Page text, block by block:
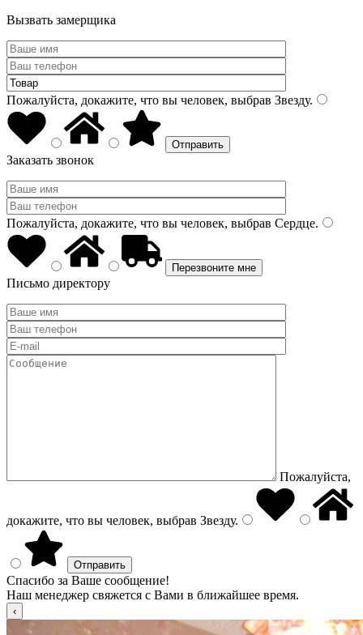
Вызвать замерщика
Пожалуйста, докажите, что вы человек, выбрав Звезду.
Заказать звонок
Пожалуйста, докажите, что вы человек, выбрав Сердце.
Письмо директору
Пожалуйста,
докажите, что вы человек, выбрав Звезду.
Спасибо за Ваше сообщение!
Наш менеджер свяжется с Вами в ближайшее время.